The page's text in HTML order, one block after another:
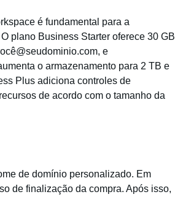
é fundamental para a
plano Business Starter oferece 30 GB
e
o armazenamento para 2 TB e
Plus adiciona controles de
de acordo com o tamanho da
de domínio personalizado. Em
de finalização da compra. Após isso,